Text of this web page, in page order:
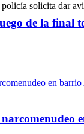
de la final
narcomenudeo
solicita dar